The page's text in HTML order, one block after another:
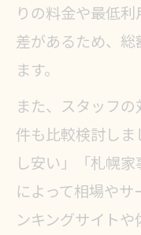
りの料金や最低
差があるため、
ます。
また、スタッフ
件も比較検討し
し安い」「札幌
によって相場や
ンキングサイト